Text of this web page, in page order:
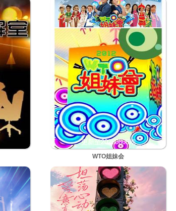
更新至20260806期
WTO姐妹会